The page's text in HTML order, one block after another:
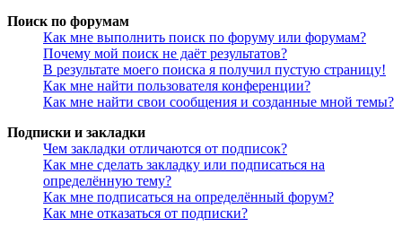
Поиск по форумам
Как мне выполнить поиск по форуму или форумам?
Почему мой поиск не даёт результатов?
В результате моего поиска я получил пустую страницу!
Как мне найти пользователя конференции?
Как мне найти свои сообщения и созданные мной темы?
Подписки и закладки
Чем закладки отличаются от подписок?
Как мне сделать закладку или подписаться на
определённую тему?
Как мне подписаться на определённый форум?
Как мне отказаться от подписки?